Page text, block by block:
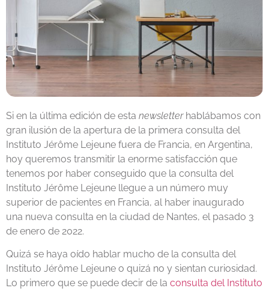
Si en la última edición de esta newsletterhablábamos con
gran ilusión de la apertura de la primera consulta del
Instituto Jérôme Lejeune fuera de Francia, en Argentina,
hoy queremos transmitir la enorme satisfacción que
tenemos por haber conseguido que la consulta del
Instituto Jérôme Lejeune llegue a un número muy
superior de pacientes en Francia, al haber inaugurado
una nueva consulta en la ciudad de Nantes, el pasado 3
de enero de 2022.
Quizá se haya oído hablar mucho de la consulta del
Instituto Jérôme Lejeune o quizá no y sientan curiosidad.
Lo primero que se puede decir de la consulta del Instituto